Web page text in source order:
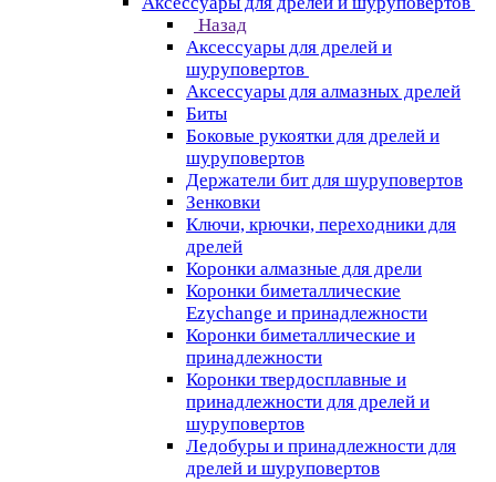
Назад
Аксессуары для дрелей и
шуруповертов
Аксессуары для алмазных дрелей
Биты
Боковые рукоятки для дрелей и
шуруповертов
Держатели бит для шуруповертов
Зенковки
Ключи, крючки, переходники для
дрелей
Коронки алмазные для дрели
Коронки биметаллические
Ezychange и принадлежности
Коронки биметаллические и
принадлежности
Коронки твердосплавные и
принадлежности для дрелей и
шуруповертов
Ледобуры и принадлежности для
дрелей и шуруповертов